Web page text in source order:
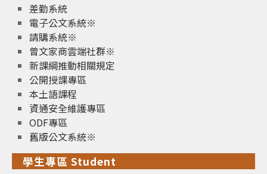
差勤系統
電子公文系統※
請購系統※
曾文家商雲端社群※
新課綱推動相關規定
公開授課專區
本土語課程
資通安全維護專區
ODF專區
舊版公文系統※
學生專區 Student